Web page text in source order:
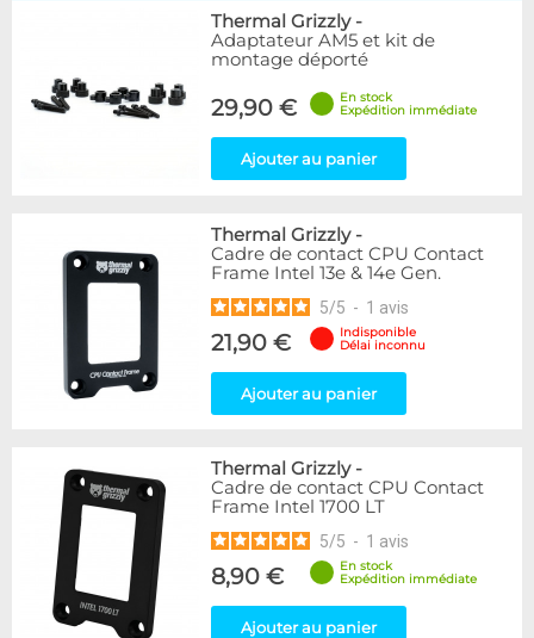
4
Alphacool
30
22
3
2
XSPC
2
Ybris
1
Disponibilité / Promotions
Articles en stock
Articles en promotions
Thermal Grizzly-
Adaptateur AM5 et kit de
montage déporté
29,90 €
En stock
Expédition immédiate
Ajouter au panier
Thermal Grizzly-
Cadre de contact CPU Contact
Frame Intel 13e & 14e Gen.
5/5 - 1 avis
21,90 €
Indisponible
Délai inconnu
Ajouter au panier
Thermal Grizzly-
Cadre de contact CPU Contact
Frame Intel 1700 LT
5/5 - 1 avis
8,90 €
En stock
Expédition immédiate
Ajouter au panier